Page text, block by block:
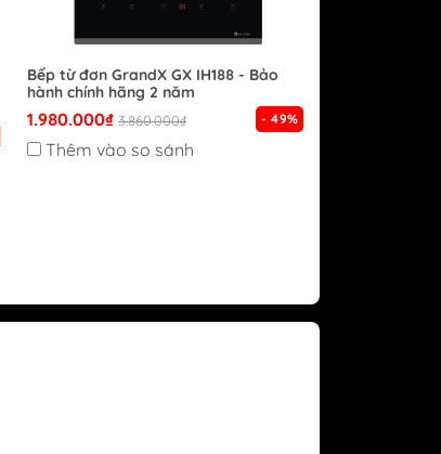
Bếp từ đơn GrandX GX IH188 - Bảo
hành chính hãng 2 năm
1.980.000₫ 3.860.000₫ - 49%
Thêm vào so sánh